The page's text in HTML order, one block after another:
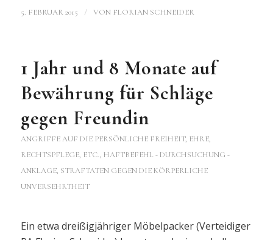
5. FEBRUAR 2015 / VON FLORIAN SCHNEIDER
1 Jahr und 8 Monate auf
Bewährung für Schläge
gegen Freundin
ANGRIFFE AUF DIE PERSÖNLICHE FREIHEIT, EHRE,
RECHTSPFLEGE, ETC., HAFTBEFEHL - DURCHSUCHUNG -
ANKLAGE, STRAFTATEN GEGEN DIE KÖRPERLICHE
UNVERSEHRTHEIT
Ein etwa dreißigjähriger Möbelpacker (Verteidiger